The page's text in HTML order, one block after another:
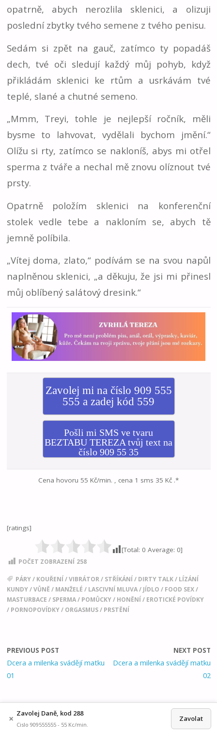
opatrně, abych nerozlila sklenici, a olizuji
poslední zbytky tvého semene z tvého penisu.
Sedám si zpět na gauč, zatímco ty popadáš
dech, tvé oči sledují každý můj pohyb, když
přikládám sklenici ke rtům a usrkávám tvé
teplé, slané a chutné semeno.
„Mmm, Treyi, tohle je nejlepší ročník, měli
bysme to lahvovat, vydělali bychom jmění.“
Olížu si rty, zatímco se nakloníš, abys mi otřel
sperma z tváře a nechal mě znovu olíznout tvé
prsty.
Opatrně položím sklenici na konferenční
stolek vedle tebe a nakloním se, abych tě
jemně políbila.
„Vítej doma, zlato,“ podívám se na svou napůl
naplněnou sklenici, „a děkuju, že jsi mi přinesl
můj oblíbený salátový dresink.“
Zavolej mi na číslo 909 555
555 a zadej kód 559
Pošli mi SMS ve tvaru
BEZTABU TEREZA tvůj text na
číslo 909 55 35
Cena hovoru 55 Kč/min. , cena 1 sms 35 Kč .*
[ratings]
[Total: 0 Average: 0]
POČET ZOBRAZENÍ 258
PÁRY/ KOUŘENÍ /VIBRÁTOR/ STŘÍKÁNÍ / DIRTY TALK/ LÍZÁNÍ
KUNDY/VŮNĚ / MANŽELÉ / LASCIVNÍ MLUVA/ JÍDLO / FOOD SEX/
MASTURBACE / SPERMA/ POMŮCKY/ HONĚNÍ / EROTICKÉ POVÍDKY
/ PORNOPOVÍDKY/ ORGASMUS/ PRSTĚNÍ
PREVIOUS POST
Dcera a milenka svádějí matku
01
NEXT POST
Dcera a milenka svádějí matku
02
× Zavolej Daně, kod 288
Cislo 909555555 - 55 Kc/min.
Zavolat